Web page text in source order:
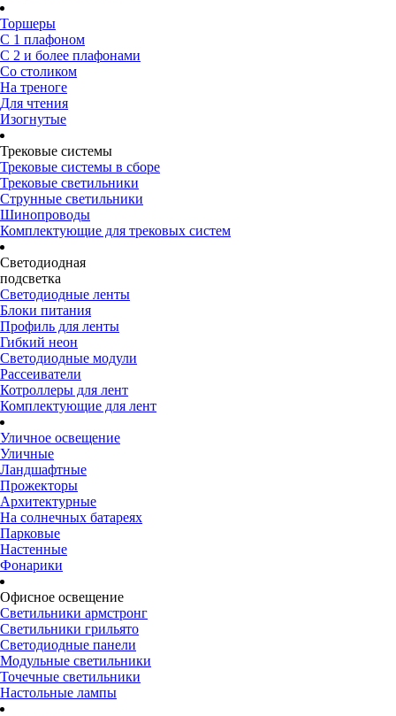
Торшеры
С 1 плафоном
С 2 и более плафонами
Со столиком
На треноге
Для чтения
Изогнутые
Трековые системы
Трековые системы в сборе
Трековые светильники
Струнные светильники
Шинопроводы
Комплектующие для трековых систем
Светодиодная
подсветка
Светодиодные ленты
Блоки питания
Профиль для ленты
Гибкий неон
Светодиодные модули
Рассеиватели
Котроллеры для лент
Комплектующие для лент
Уличное освещение
Уличные
Ландшафтные
Прожекторы
Архитектурные
На солнечных батареях
Парковые
Настенные
Фонарики
Офисное освещение
Светильники армстронг
Светильники грильято
Светодиодные панели
Модульные светильники
Точечные светильники
Настольные лампы